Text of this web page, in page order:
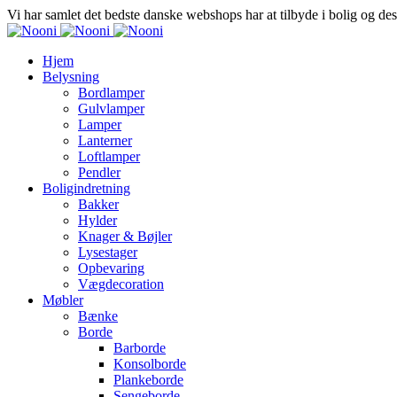
Vi har samlet det bedste danske webshops har at tilbyde i bolig og
Hjem
Belysning
Bordlamper
Gulvlamper
Lamper
Lanterner
Loftlamper
Pendler
Boligindretning
Bakker
Hylder
Knager & Bøjler
Lysestager
Opbevaring
Vægdecoration
Møbler
Bænke
Borde
Barborde
Konsolborde
Plankeborde